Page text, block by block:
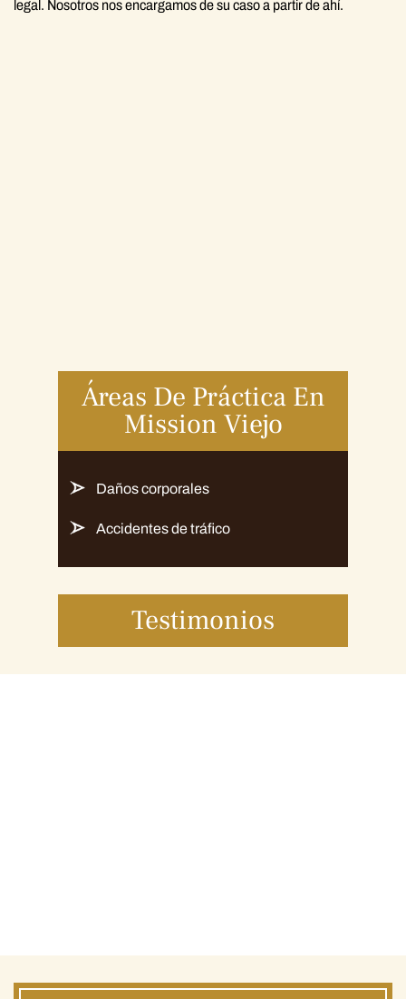
legal. Nosotros nos encargamos de su caso a partir de ahí.
Áreas De Práctica En
Mission Viejo
Daños corporales
Accidentes de tráfico
Testimonios